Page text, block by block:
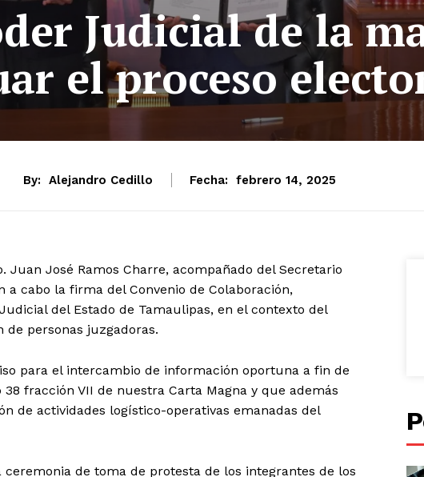
Judicial de la
el proceso
By: Alejandro Cedillo Fecha: febrero 14, 2025
Juan José Ramos Charre, acompañado del Secretario
cabo la firma del Convenio de Colaboración,
del Estado de Tamaulipas, en el contexto del
personas juzgadoras.
para el intercambio de información oportuna a fin de
fracción VII de nuestra Carta Magna y que además
de actividades logístico-operativas emanadas del
de toma de protesta de los integrantes de los